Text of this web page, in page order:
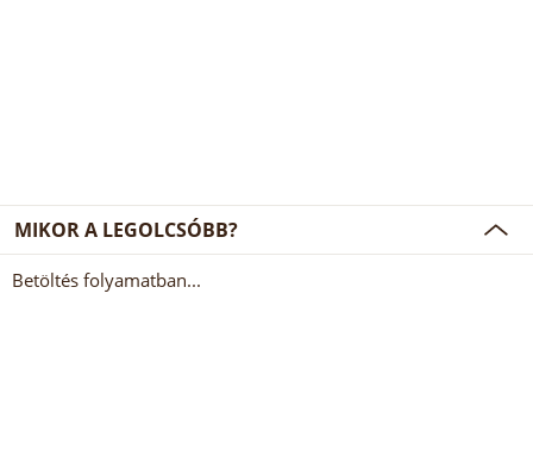
MIKOR A LEGOLCSÓBB?
Betöltés folyamatban...